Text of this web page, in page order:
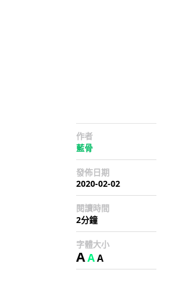
作者
藍骨
發佈日期
2020-02-02
閱讀時間
2分鐘
字體大小
AAA